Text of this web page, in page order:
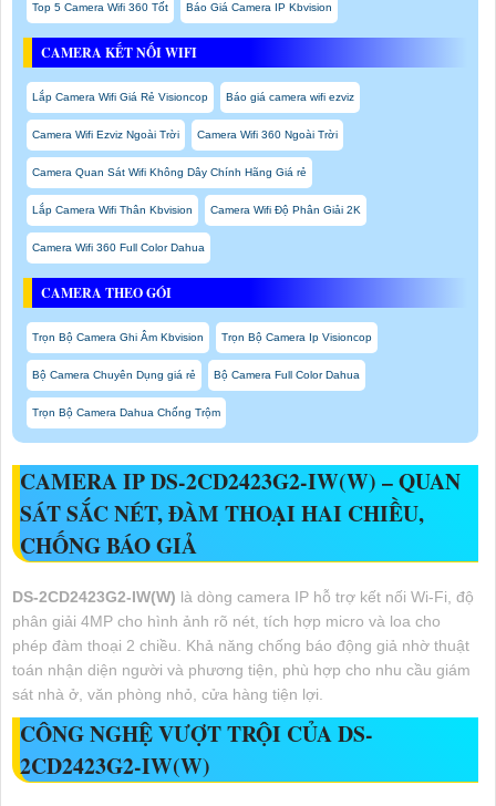
Top 5 Camera Wifi 360 Tốt Báo Giá Camera IP Kbvision
CAMERA KẾT NỐI WIFI
Lắp Camera Wifi Giá Rẻ Visioncop Báo giá camera wifi ezviz
Camera Wifi Ezviz Ngoài Trời Camera Wifi 360 Ngoài Trời
Camera Quan Sát Wifi Không Dây Chính Hãng Giá rẻ
Lắp Camera Wifi Thân Kbvision Camera Wifi Độ Phân Giải 2K
Camera Wifi 360 Full Color Dahua
CAMERA THEO GÓI
Trọn Bộ Camera Ghi Âm Kbvision Trọn Bộ Camera Ip Visioncop
Bộ Camera Chuyên Dụng giá rẻ Bộ Camera Full Color Dahua
Trọn Bộ Camera Dahua Chống Trộm
CAMERA IP DS-2CD2423G2-IW(W) – QUAN
SÁT SẮC NÉT, ĐÀM THOẠI HAI CHIỀU,
CHỐNG BÁO GIẢ
DS-2CD2423G2-IW(W) là dòng camera IP hỗ trợ kết nối Wi-Fi, độ
phân giải 4MP cho hình ảnh rõ nét, tích hợp micro và loa cho
phép đàm thoại 2 chiều. Khả năng chống báo động giả nhờ thuật
toán nhận diện người và phương tiện, phù hợp cho nhu cầu giám
sát nhà ở, văn phòng nhỏ, cửa hàng tiện lợi.
CÔNG NGHỆ VƯỢT TRỘI CỦA DS-
2CD2423G2-IW(W)